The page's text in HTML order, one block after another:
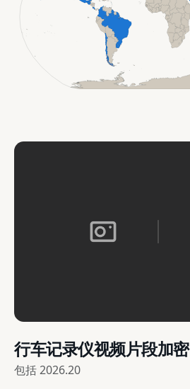
行车记录仪视频片段加密
包括2026.20